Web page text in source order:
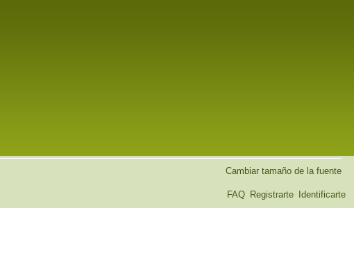
Cambiar tamaño de la fuente
FAQ Registrarte Identificarte